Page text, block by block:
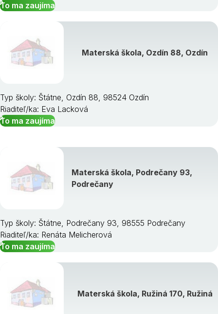
To ma zaujíma
Materská škola, Ozdín 88, Ozdín
Typ školy: Štátne, Ozdín 88, 98524 Ozdín
Riaditeľ/ka: Eva Lacková
To ma zaujíma
Materská škola, Podrečany 93,
Podrečany
Typ školy: Štátne, Podrečany 93, 98555 Podrečany
Riaditeľ/ka: Renáta Melicherová
To ma zaujíma
Materská škola, Ružiná 170, Ružiná